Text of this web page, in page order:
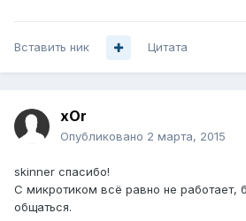
Вставить ник Цитата
xOr
Опубликовано 2 марта, 2015
skinner спасибо!
С микротиком всё равно не работает,
общаться.